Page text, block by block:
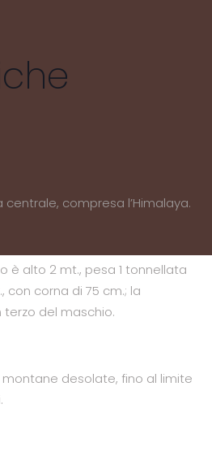
centrale, compresa l’Himalaya.
è alto 2 mt., pesa 1 tonnellata
con corna di 75 cm.; la
del maschio.
desolate, fino al limite